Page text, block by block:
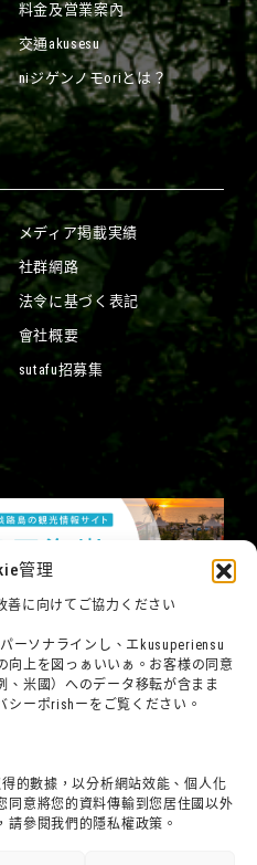
管理
善に向けてご協力ください
ーソナラインし、エkusuperiensu
向上を図っぁいいぁ。お客様の同意
、米國）へのデータ移転が含まま
シーポrishーをご覧ください。
的數據，以分析網站效能、個人化
同意將您的資料傳輸到您居住國以外
請參閱我們的隱私權政策。
料金及営業案內
交通akusesu
niジゲンノモoriとは？
メディア掲載実績
社群網路
法令に基づく表記
會社概要
sutafu招募集
EI・朝日電視台・ADK
・テreneビ東京・ぴえろ